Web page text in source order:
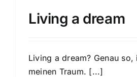
Living a dream
Living a dream? Genau
meinen Traum. [...]